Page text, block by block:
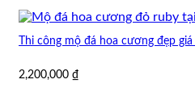
Thi công mộ đá hoa cương đẹp
2,200,000 ₫